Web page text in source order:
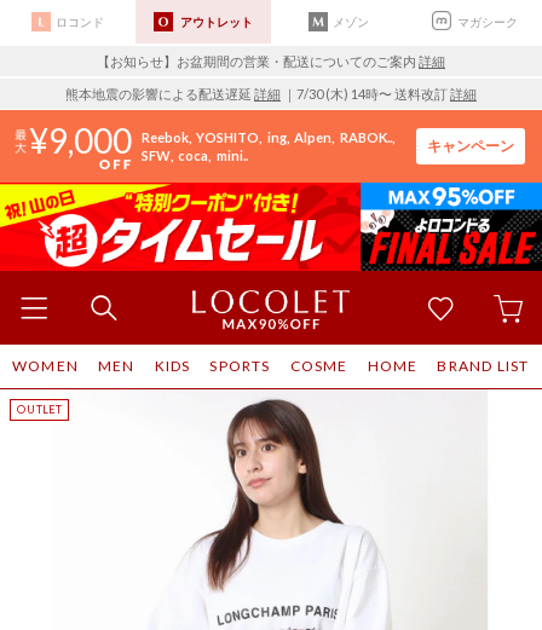
ロコンド アウトレット メゾン マガシーク
【お知らせ】お盆期間の営業・配送についてのご案内 詳細
熊本地震の影響による配送遅延 詳細 ｜7/30 (木) 14時〜 送料改訂詳細
9,000 Reebok YOSHITO ing Alpen
RABOK..
SFW coca mini..
キャンペーン
WOMEN MEN KIDS SPORTS COSME HOME BRAND LIST